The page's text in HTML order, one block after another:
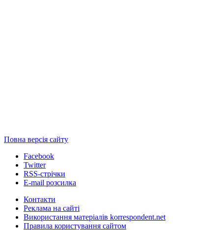
Повна версія сайту
Facebook
Twitter
RSS-стрічки
E-mail розсилка
Контакти
Реклама на сайті
Використання матеріалів korrespondent.net
Правила користування сайтом